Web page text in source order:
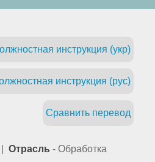
инструкция (укр)
инструкция (рус)
Сравнить перевод
Отрасль - Обработка